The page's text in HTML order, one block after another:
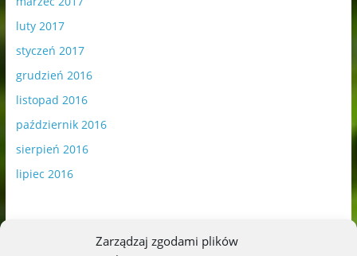
Zarządzaj zgodami plików
luty 2017
styczeń 2017
grudzień 2016
listopad 2016
październik 2016
sierpień 2016
lipiec 2016